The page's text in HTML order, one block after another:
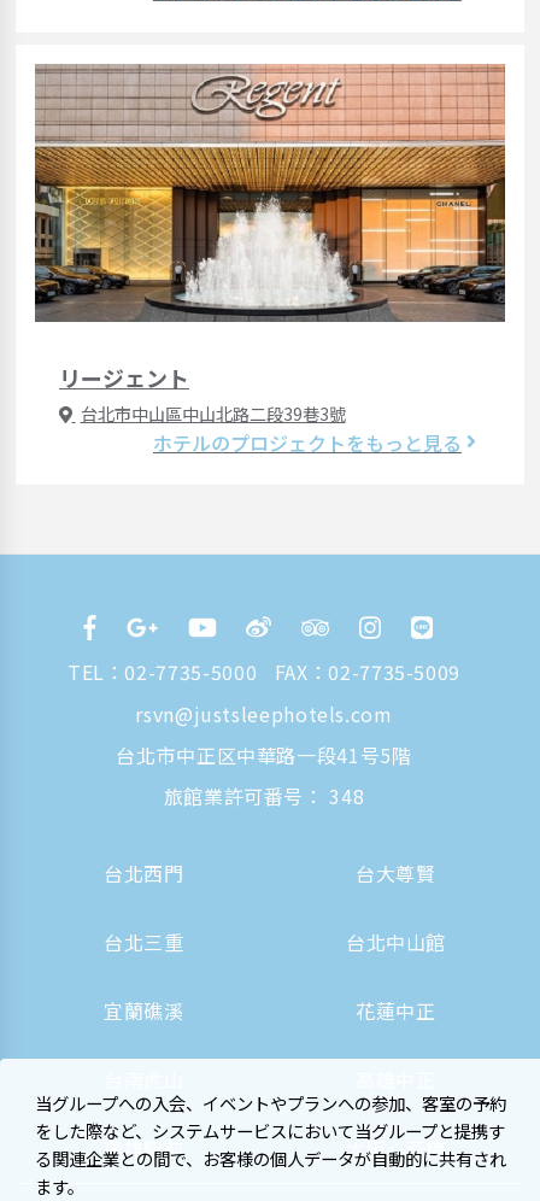
リージェント
台北市中山區中山北路二段39巷3號
ホテルのプロジェクトをもっと見る
TEL： 02-7735-5000
FAX：02-7735-5009
rsvn@justsleephotels.com
台北市中正区中華路一段41号5階
旅館業許可番号： 348
台北西門 台大尊賢
台北三重 台北中山館
宜蘭礁溪 花蓮中正
高雄駅前 大阪心斎橋
当グループへの入会、イベントやプランへの参加、客室の予約
をした際など、システムサービスにおいて当グループと提携す
る関連企業との間で、お客様の個人データが自動的に共有され
ます。